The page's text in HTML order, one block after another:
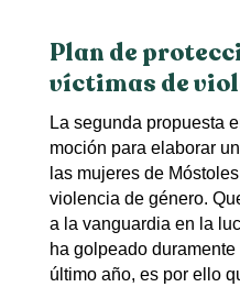
Plan de
víctimas de
La segunda propuesta
moción para elaborar
las mujeres de
violencia de género.
a la vanguardia en la
ha golpeado
último año, es por ello